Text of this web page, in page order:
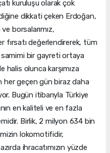
kuruluşu olarak çok
dikkati çeken Erdoğan,
borsalarımız,
fırsatı değerlendirerek, tüm
samimi bir gayreti ortaya
halis olunca karşımıza
her geçen gün biraz daha
Bugün itibarıyla Türkiye
en kaliteli ve en fazla
Birlik, 2 milyon 634 bin
lokomotifidir,
ihracatımızın yüzde